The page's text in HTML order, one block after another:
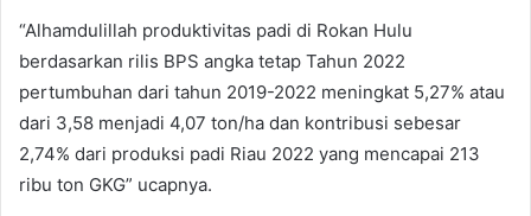
“Alhamdulillah produktivitas padi di Rokan Hulu
berdasarkan rilis BPS angka tetap Tahun 2022
pertumbuhan dari tahun 2019-2022 meningkat 5,27% atau
dari 3,58 menjadi 4,07 ton/ha dan kontribusi sebesar
2,74% dari produksi padi Riau 2022 yang mencapai 213
ribu ton GKG” ucapnya.